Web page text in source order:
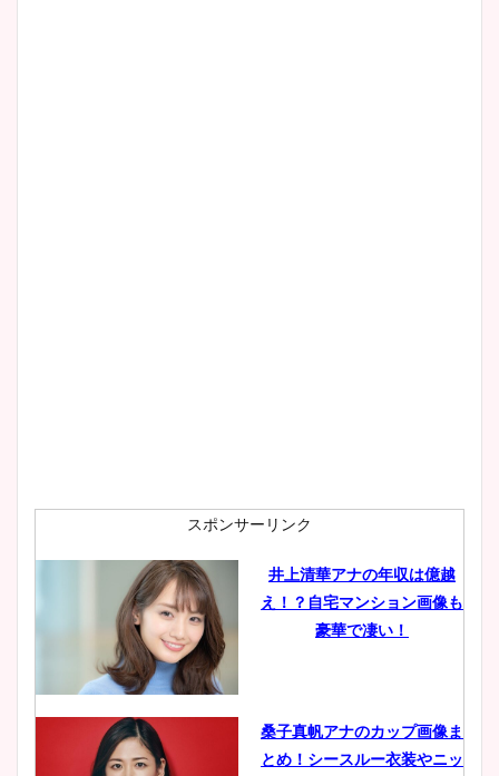
スポンサーリンク
井上清華アナの年収は億越
え！？自宅マンション画像も
豪華で凄い！
桑子真帆アナのカップ画像ま
とめ！シースルー衣装やニッ